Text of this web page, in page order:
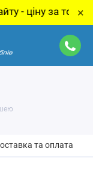
ціну за товар ×
та оплата